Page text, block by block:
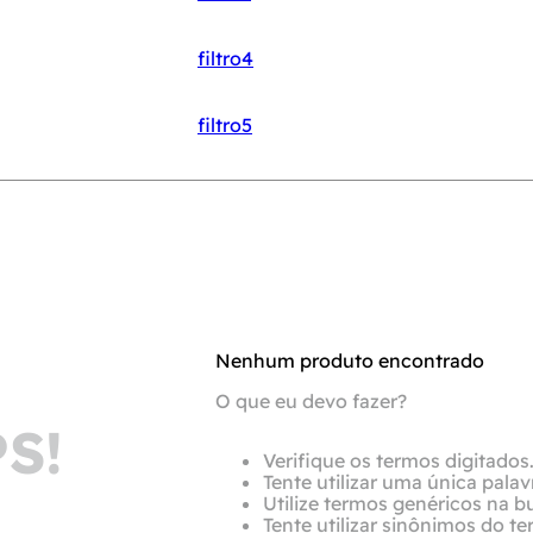
filtro4
filtro5
Nenhum produto encontrado
O que eu devo fazer?
Verifique os termos digitados.
Tente utilizar uma única
Utilize termos genéricos na
Tente utilizar sinônimos do